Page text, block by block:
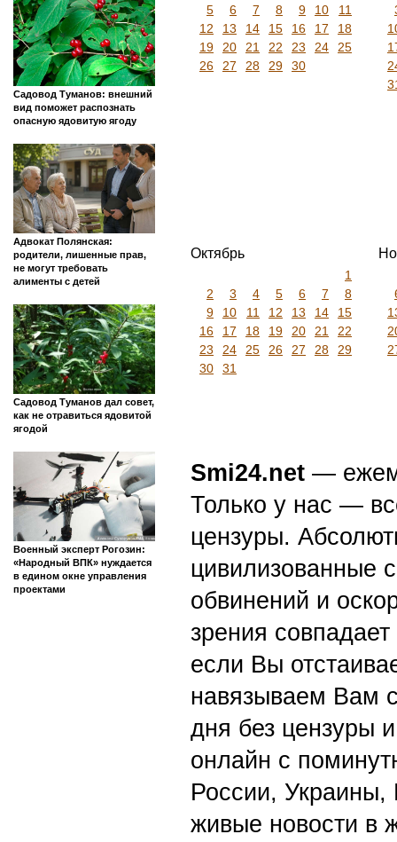
Садовод Туманов: внешний
вид поможет распознать
опасную ядовитую ягоду
Адвокат Полянская:
родители, лишенные прав,
не могут требовать
алименты с детей
Садовод Туманов дал совет,
как не отравиться ядовитой
ягодой
Военный эксперт Рогозин:
«Народный ВПК» нуждается
в едином окне управления
проектами
5
6 7 8 9 10
11
12
13 14 15 16 17
18
19
20 21 22 23 24
25
26
27 28 29 30
Октябрь
1
2
3 4 5 6 7
8
9
10 11 12 13 14
15
16
17 18 19 20 21
22
23
24 25 26 27 28
29
30
31
Smi24.net —
Только у нас —
цензуры.
цивилизованные
обвинений и
зрения
если Вы
навязываем Вам
дня без цензуры
онлайн с
России,
живые новости в